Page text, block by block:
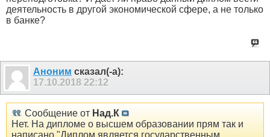
деятельность в другой экономической сфере, а не только
в банке?
Аноним сказал(-а):
17.10.2018 22:12
Сообщение от Над.К
Нет. На дипломе о высшем образовании прям так и